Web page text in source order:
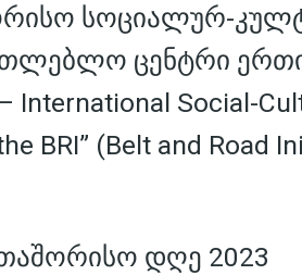
სოციალურ-
ცენტრი
International Social-
BRI” (Belt and Road
დღე 2023